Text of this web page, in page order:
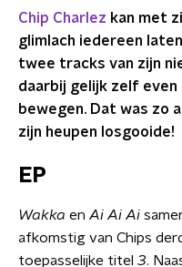
Chip Charlez kan met
glimlach iedereen laten
twee tracks van zijn
daarbij gelijk zelf
bewegen. Dat was zo
zijn heupen losgooide!
EP
Wakka en Ai Ai Ai
afkomstig van Chips
toepasselijke titel 3.